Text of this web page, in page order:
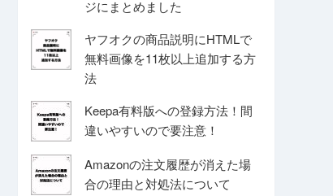
ジにまとめました
ヤフオクの商品説明にHTMLで
無料画像を11枚以上追加する方
法
Keepa有料版への登録方法！間
違いやすいので要注意！
Amazonの注文履歴が消えた場
合の理由と対処法について